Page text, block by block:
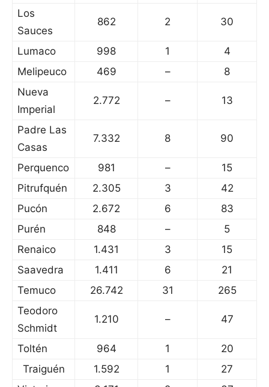
Los
Sauces
862 2 30
Lumaco 998 1
4
Melipeuco
469 –
8
Nueva
Imperial
2.772 – 13
Padre Las
Casas
7.332 8 90
Perquenco 981 –
15
Pitrufquén
2.305 3
42
Pucón
2.672 6
83
Purén
848 –
5
Renaico
1.431 3
15
Saavedra
1.411 6
21
Temuco
26.742 31
265
Teodoro
Schmidt
1.210 – 47
Toltén 964 1
20
Traiguén
1.592 1
27